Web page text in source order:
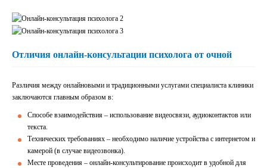
Отличия онлайн-консультации психолога от очной
Различия между онлайновыми и традиционными услугами специалиста клиники
заключаются главным образом в:
Способе взаимодействия – использование видеосвязи, аудиоконтактов или
текста.
Технических требованиях – необходимо наличие устройства с интернетом и
камерой (в случае видеозвонка).
Месте проведения – онлайн-консультирование происходит в удобной для